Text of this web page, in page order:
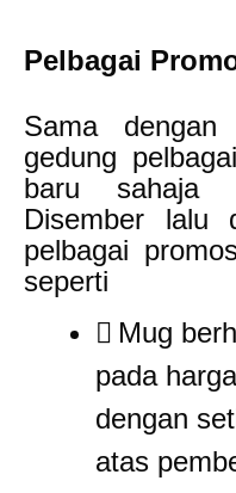
Pelbagai
Sama
gedung
baru sahaja
Disember lalu
pelbagai
seperti
Mug
pada
dengan
atas